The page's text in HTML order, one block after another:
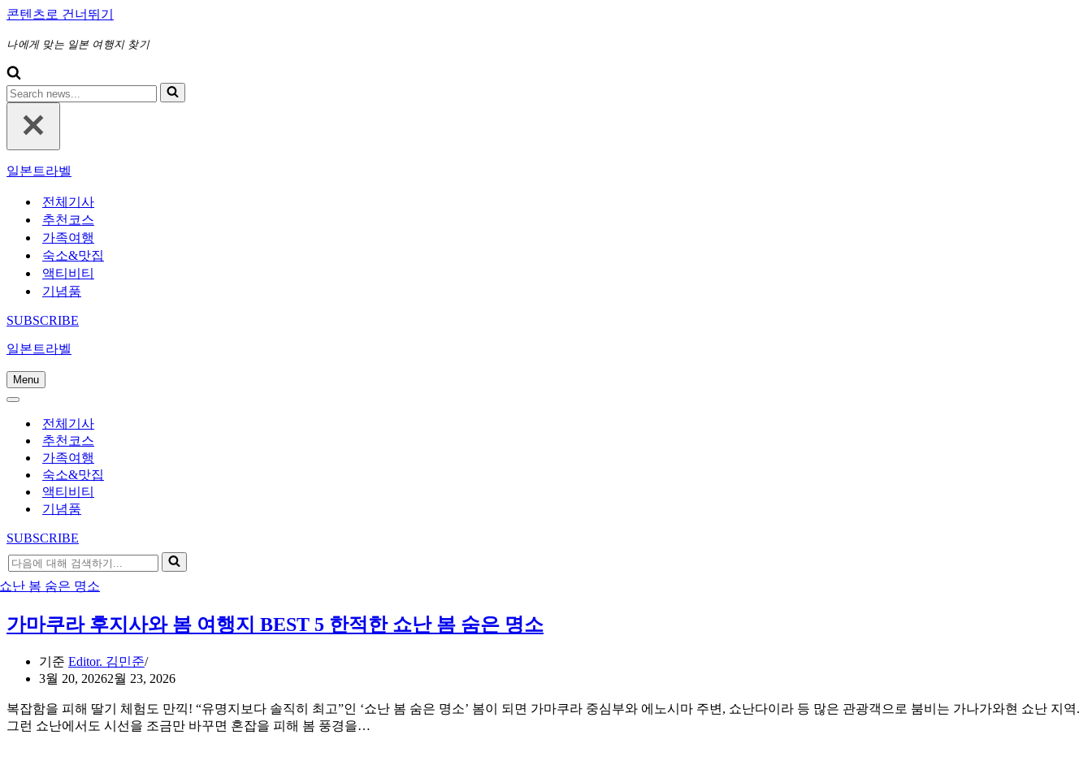
콘텐츠로 건너뛰기
나에게 맞는 일본 여행지 찾기
다
음
검
기...
일본트라벨
전체기사
추천코스
가족여행
숙소&맛집
액티비티
기념품
SUBSCRIBE
일본트라벨
Menu
내
게
뉴
내
전체기사
추천코스
가족여행
숙소&맛집
액티비티
기념품
SUBSCRIBE
다
음
에
해
가마쿠라 후지사와 봄 여행지 BEST 5 한적한 쇼난 봄 숨은 명소
기준 Editor. 김민준
3월 20, 20262월 23, 2026
복잡함을 피해 딸기 체험도 만끽! “유명지보다 솔직히 최고”인 ‘쇼난 봄 숨은 명소’ 봄이 되면 가마쿠라 중심부와 에노시마 주변, 쇼난다이라 등 많은 관광객으로 붐비는 가나가와현 쇼난 지역.
그런 쇼난에서도 시선을 조금만 바꾸면 혼잡을 피해 봄 풍경을…